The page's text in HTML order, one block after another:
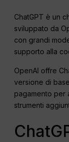
ChatGPT è un
sviluppato da
con grandi
supporto alla
OpenAI offre
versione di
pagamento per
strumenti